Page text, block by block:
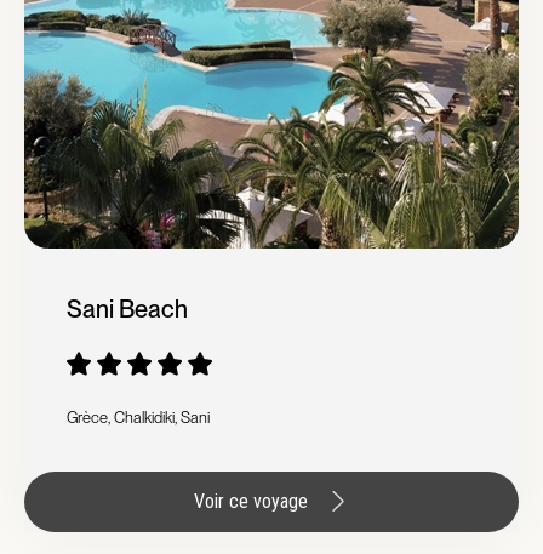
Sani Beach
Grèce, Chalkidiki, Sani
Voir ce voyage